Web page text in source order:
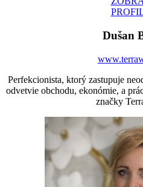
Dušan
Perfekcionista, ktorý zastupuje
odvetvie obchodu, ekonómie, a
značky